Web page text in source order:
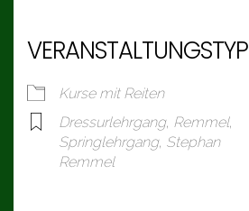
VERANSTALTUNGSTYP
Kurse mit Reiten
Dressurlehrgang, Remmel,
Springlehrgang, Stephan
Remmel